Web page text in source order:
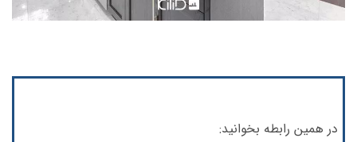
در همین رابطه بخوانید: